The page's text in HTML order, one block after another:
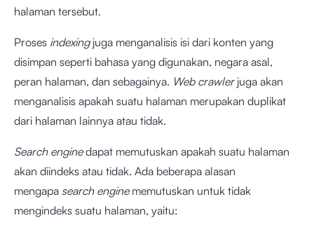
halaman tersebut.
Proses indexingjuga menganalisis isi dari konten yang
disimpan seperti bahasa yang digunakan, negara asal,
peran halaman, dan sebagainya. Web crawlerjuga akan
menganalisis apakah suatu halaman merupakan duplikat
dari halaman lainnya atau tidak.
Search enginedapat memutuskan apakah suatu halaman
akan diindeks atau tidak. Ada beberapa alasan
mengapa search enginememutuskan untuk tidak
mengindeks suatu halaman, yaitu: